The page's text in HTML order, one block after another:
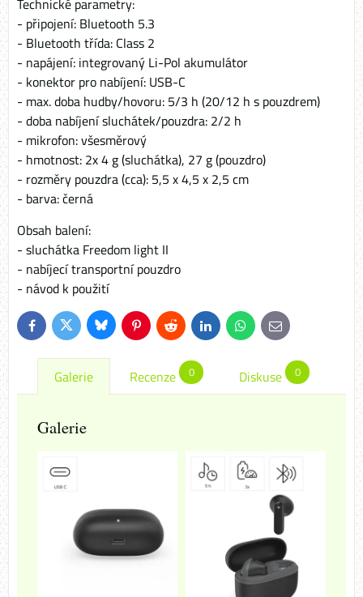
Technické parametry:
- připojení: Bluetooth 5.3
- Bluetooth třída: Class 2
- napájení: integrovaný Li-Pol akumulátor
- konektor pro nabíjení: USB-C
- max. doba hudby/hovoru: 5/3 h (20/12 h s pouzdrem)
- doba nabíjení sluchátek/pouzdra: 2/2 h
- mikrofon: všesměrový
- hmotnost: 2x 4 g (sluchátka), 27 g (pouzdro)
- rozměry pouzdra (cca): 5,5 x 4,5 x 2,5 cm
- barva: černá
Obsah balení:
- sluchátka Freedom light II
- nabíjecí transportní pouzdro
- návod k použití
FacebookTwitterBlueskyPinterestReddit LinkedInWhatsApp
E-
mail
Galerie Recenze 0 Diskuse 0
Galerie